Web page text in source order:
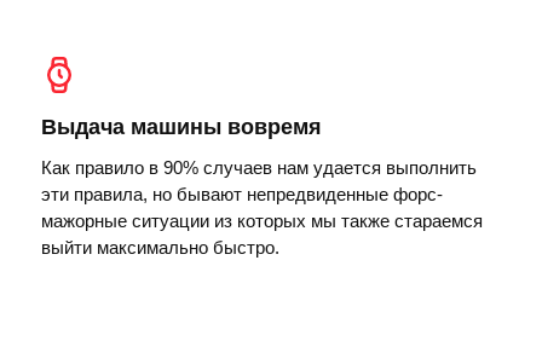
Выдача машины вовремя
Как правило в 90% случаев нам удается выполнить
эти правила, но бывают непредвиденные форс-
мажорные ситуации из которых мы также стараемся
выйти максимально быстро.